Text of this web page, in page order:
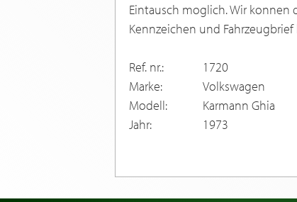
Eintausch moglich. Wir konnen
Kennzeichen und Fahrzeugbrief
Ref. nr.:
1720
Marke:
Volkswagen
Modell:
Karmann Ghia
Jahr:
1973